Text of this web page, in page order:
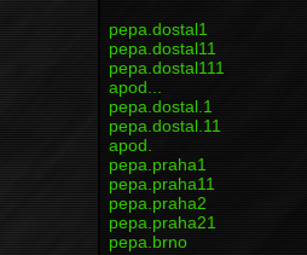
pepa.dostal1
pepa.dostal11
pepa.dostal111
apod...
pepa.dostal.1
pepa.dostal.11
apod.
pepa.praha1
pepa.praha11
pepa.praha2
pepa.praha21
pepa.brno